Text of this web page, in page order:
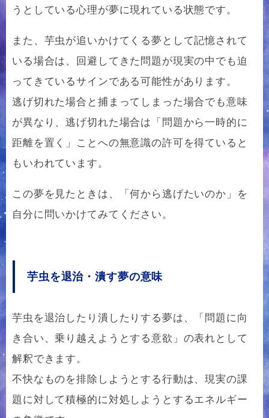
うとしている心理が夢に現れている状態です。
また、芋虫が追いかけてくる夢として記憶されて
いる場合は、回避してきた問題が現実の中でも迫
ってきているサインである可能性があります。
逃げ切れた場合と捕まってしまった場合でも意味
が異なり、逃げ切れた場合は「問題から一時的に
距離を置く」ことへの無意識の許可を得ていると
もいわれています。
この夢を見たときは、「何から逃げたいのか」を
自分に問いかけてみてください。
芋虫を退治・潰す夢の意味
芋虫を退治したり潰したりする夢は、「問題に向
き合い、乗り越えようとする意欲」の表れとして
解釈できます。
不快なものを排除しようとする行動は、現実の課
題に対して積極的に対処しようとするエネルギー